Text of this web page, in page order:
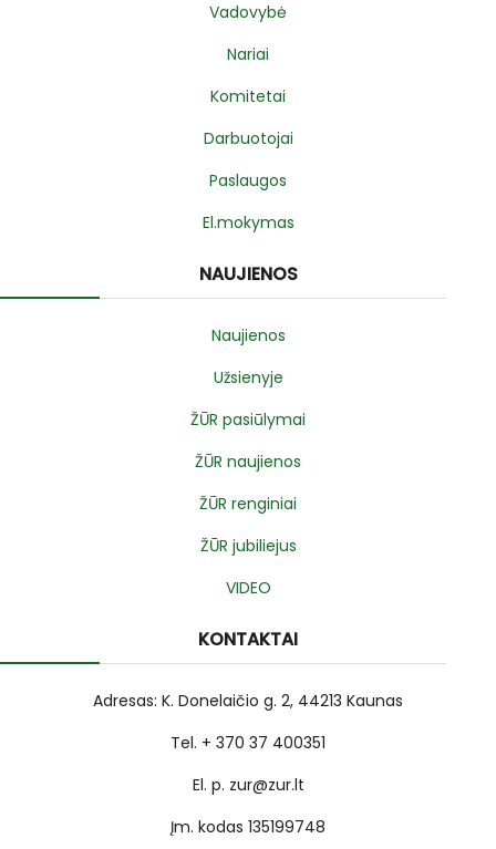
Vadovybė
Nariai
Komitetai
Darbuotojai
Paslaugos
El.mokymas
NAUJIENOS
Naujienos
Užsienyje
ŽŪR pasiūlymai
ŽŪR naujienos
ŽŪR renginiai
ŽŪR jubiliejus
VIDEO
KONTAKTAI
Adresas: K. Donelaičio g. 2, 44213 Kaunas
Tel. + 370 37 400351
El. p. zur@zur.lt
Įm. kodas 135199748